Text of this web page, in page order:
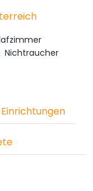
Nichtraucher
Einrichtungen